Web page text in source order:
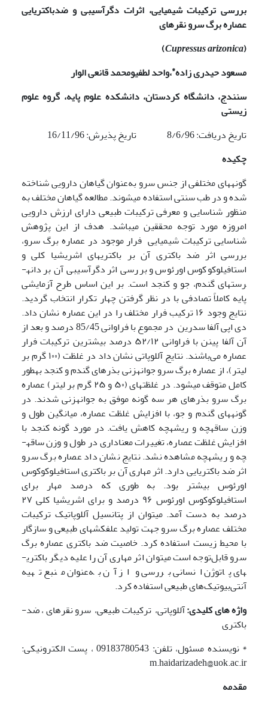
بررسی ترکیبات شیمیایی، اثرات دگرآسیبی و ضدباکتریایی
عصاره برگ سرو نقره­ای
(
Cupressus arizonica
)
مسعود حیدری زاده*،واحد لطفیومحمد قانعی الوار
سنندج، دانشگاه کردستان،دانشکده علوم پایه، گروه علوم
زیستی
تاریخ دریافت: 8/6/96 تاریخ پذیرش: 16/11/96
چکیده
گونه­های مختلفی از جنس سرو به­‌عنوان گیاهان دارویی شناخته
شده و در طب سنتی استفاده می­شوند. مطالعه گیاهان مختلف به­­‌
منظور شناسایی و معرفی ترکیبات طبیعی دارای ارزش دارویی
امروزه مورد توجه محققین می­باشد. هدف از این پژوهش
شناسایی ترکیبات شیمیایی فرار موجود در عصاره برگ سرو،
بررسی اثر ضد باکتری آن بر باکتری­های اشریشیا کلی و
استافیلوکوکوس اورئوس و بررسی اثر دگرآسیبی آن بر دانه­
رست­های گندم، جو و کنجد است. بر این اساس طرح آزمایشی
پایه کاملاً تصادفی با در نظر گرفتن چهار تکرار انتخاب گردید.
نتایج وجود ۱۶ ترکیب فرار مختلف را در این عصاره نشان داد.
دی اپی آلفا سدرین در مجموع با فراوانی 85/45 درصد و بعد از
آن آلفا پینن با فراوانی ۵۲/۱۲ درصد بیشترین ترکیبات فرار
عصاره می‌باشند. نتایج آللوپاتی نشان داد در غلظت (۱۰۰ گرم بر
لیتر)، از عصاره برگ سرو جوانه­زنی بذرهای گندم و کنجد به­طور
کامل متوقف می­شود. در غلظت­های (۵۰ و ۲۵ گرم بر لیتر) عصاره
برگ سرو بذرهای هر سه گونه موفق به جوانه­زنی شدند. در
گونه­های گندم و جو، با افزایش غلظت عصاره، میانگین طول و
وزن ساقه­چه و ریشه­چه کاهش یافت. در مورد گونه کنجد با
افزایش غلظت عصاره، تغییرات معناداری در طول و وزن ساقه­
چه و ریشه­چه مشاهده نشد. نتایج نشان داد عصاره برگ سرو
اثر ضد باکتریایی دارد. اثر مهاری آن بر باکتری استافیلوکوکوس
اورئوس بیشتر بود. به طوری که درصد مهار برای
استافیلوکوکوس اورئوس ۹۶ درصد و برای اشریشیا کلی ۲۷
درصد به دست آمد. می­توان از پتانسیل آللوپاتیک ترکیبات
مختلف عصاره برگ سرو جهت تولید علف­کش­های طبیعی و سازگار
با محیط ‌زیست استفاده کرد. خاصیت ضد باکتری عصاره برگ
سرو قابل‌توجه است می­توان اثر مهاری آن را علیه دیگر باکتری­
های پاتوژن انسانی بررسی و از آن به‌عنوان منبع تهیه
آنتی‌بیوتیک‌های طبیعی استفاده کرد.
واژه هایکلیدی:آللوپاتی، ترکیبات طبیعی،سرو نقره­ای ، ضد­
باکتری
* نویسنده مسئول، تلفن: 09183780543 ، پست الکترونیکی:
m.haidarizadeh@uok.ac.ir
مقدمه